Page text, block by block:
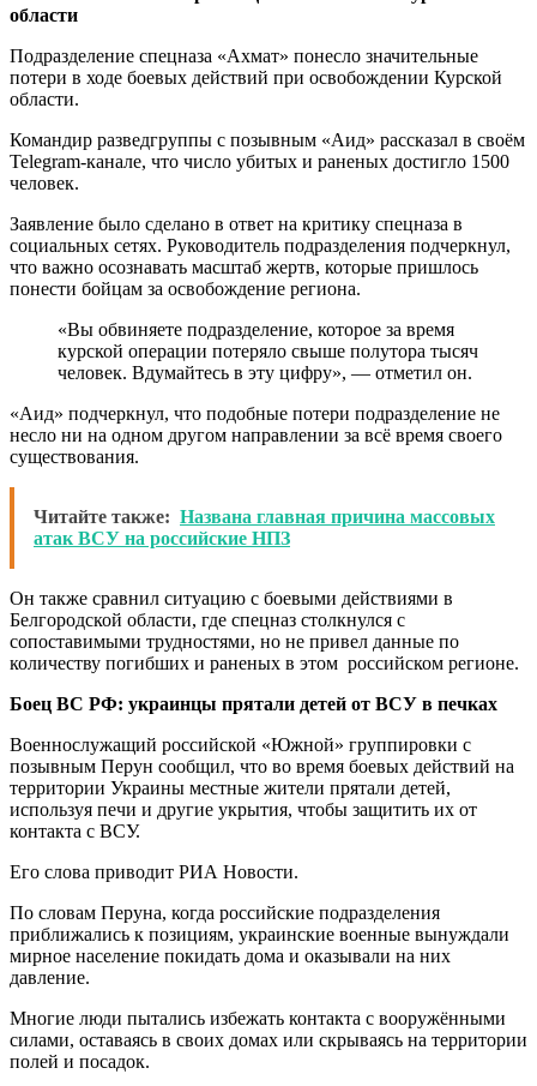
области
Подразделение спецназа «Ахмат» понесло значительные
потери в ходе боевых действий при освобождении Курской
области.
Командир разведгруппы с позывным «Аид» рассказал в своём
Telegram-канале, что число убитых и раненых достигло 1500
человек.
Заявление было сделано в ответ на критику спецназа в
социальных сетях. Руководитель подразделения подчеркнул,
что важно осознавать масштаб жертв, которые пришлось
понести бойцам за освобождение региона.
«Вы обвиняете подразделение, которое за время
курской операции потеряло свыше полутора тысяч
человек. Вдумайтесь в эту цифру», — отметил он.
«Аид» подчеркнул, что подобные потери подразделение не
несло ни на одном другом направлении за всё время своего
существования.
Читайте также: Названа главная причина массовых
атак ВСУ на российские НПЗ
Он также сравнил ситуацию с боевыми действиями в
Белгородской области, где спецназ столкнулся с
сопоставимыми трудностями, но не привел данные по
количеству погибших и раненых в этом российском регионе.
Боец ВС РФ: украинцы прятали детей от ВСУ в печках
Военнослужащий российской «Южной» группировки с
позывным Перун сообщил, что во время боевых действий на
территории Украины местные жители прятали детей,
используя печи и другие укрытия, чтобы защитить их от
контакта с ВСУ.
Его слова приводит РИА Новости.
По словам Перуна, когда российские подразделения
приближались к позициям, украинские военные вынуждали
мирное население покидать дома и оказывали на них
давление.
Многие люди пытались избежать контакта с вооружёнными
силами, оставаясь в своих домах или скрываясь на территории
полей и посадок.